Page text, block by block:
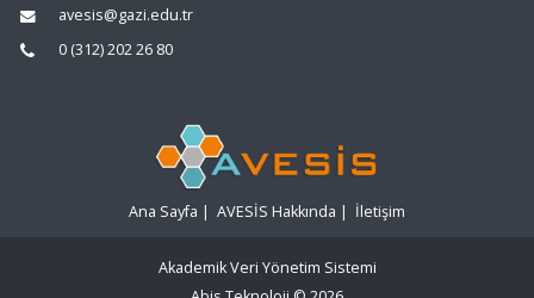
avesis@gazi.edu.tr
0 (312) 202 26 80
Ana Sayfa | AVESİS Hakkında | İletişim
Akademik Veri Yönetim Sistemi